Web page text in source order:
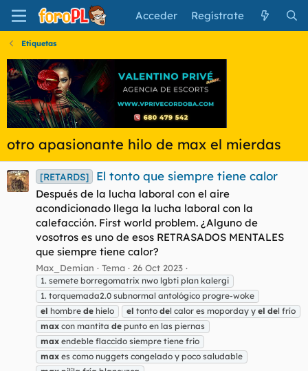
Acceder Regístrate
Etiquetas
otro apasionante hilo de max el mierdas
[RETARDS] El tonto que siempre tiene calor
Después de la lucha laboral con el aire
acondicionado llega la lucha laboral con la
calefacción. First world problem. ¿Alguno de
vosotros es uno de esos RETRASADOS MENTALES
que siempre tiene calor?
Max_Demian Tema 26 Oct 2023
1. semete borregomatrix nwo lgbti plan kalergi
1. torquemada2.0 subnormal antológico progre-woke
el hombre de hielo el tonto del calor es moporday y el del frío
max con mantita de punto en las piernas
max endeble flaccido siempre tiene frio
max es como nuggets congelado y poco saludable